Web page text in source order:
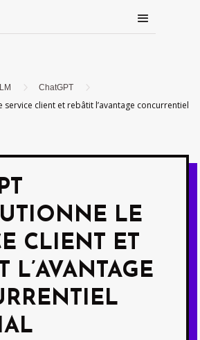
5 ChatGPT 5
service client et rebâtit l’avantage concurrentiel
LE
CLIENT ET
L’AVANTAGE